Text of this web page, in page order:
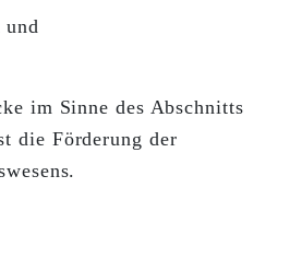
und
im Sinne des Abschnitts
die Förderung der